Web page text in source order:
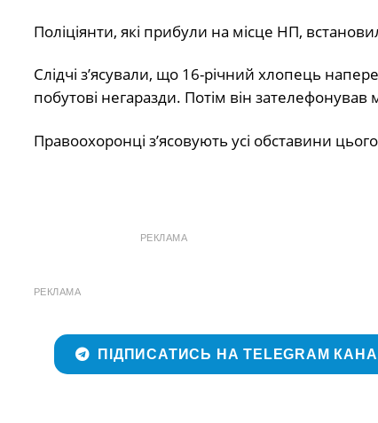
Поліціянти, які прибули на місце НП,
Слідчі з’ясували, що 16-річний хлопець
побутові негаразди. Потім він
Правоохоронці з’ясовують усі обставини
РЕКЛАМА
РЕКЛАМА
ПІДПИСАТИСЬ НА TELEGRAM